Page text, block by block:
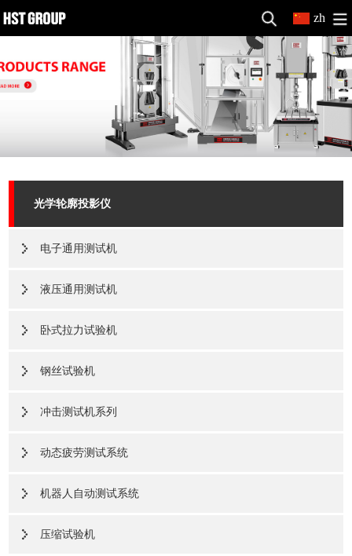
zh
光学轮廓投影仪
电子通用测试机
液压通用测试机
卧式拉力试验机
钢丝试验机
冲击测试机系列
动态疲劳测试系统
机器人自动测试系统
压缩试验机